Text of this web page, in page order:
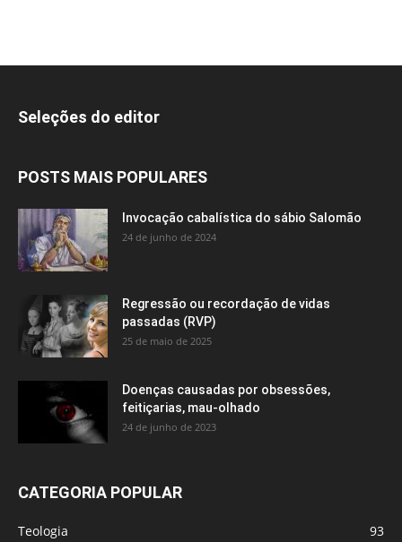
Seleções do editor
POSTS MAIS POPULARES
Invocação cabalística do sábio Salomão
24 de junho de 2024
Regressão ou recordação de vidas
passadas (RVP)
25 de maio de 2025
Doenças causadas por obsessões,
feitiçarias, mau-olhado
24 de junho de 2023
CATEGORIA POPULAR
Teologia 93